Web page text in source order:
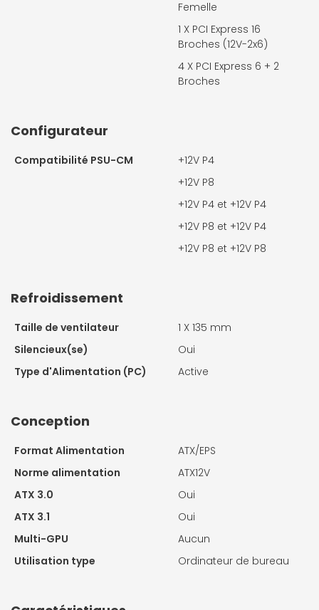
Femelle
1 X PCI Express 16
Broches (12V-2x6)
4 X PCI Express 6 + 2
Broches
Configurateur
Compatibilité PSU-CM
+12V P4
+12V P8
+12V P4 et +12V P4
+12V P8 et +12V P4
+12V P8 et +12V P8
Refroidissement
Taille de ventilateur 1 X 135 mm
Silencieux(se)
Oui
Type d'Alimentation (PC)
Active
Conception
Format Alimentation
ATX/EPS
Norme alimentation
ATX12V
ATX 3.0
Oui
ATX 3.1
Oui
Multi-GPU
Aucun
Utilisation type
Ordinateur de bureau